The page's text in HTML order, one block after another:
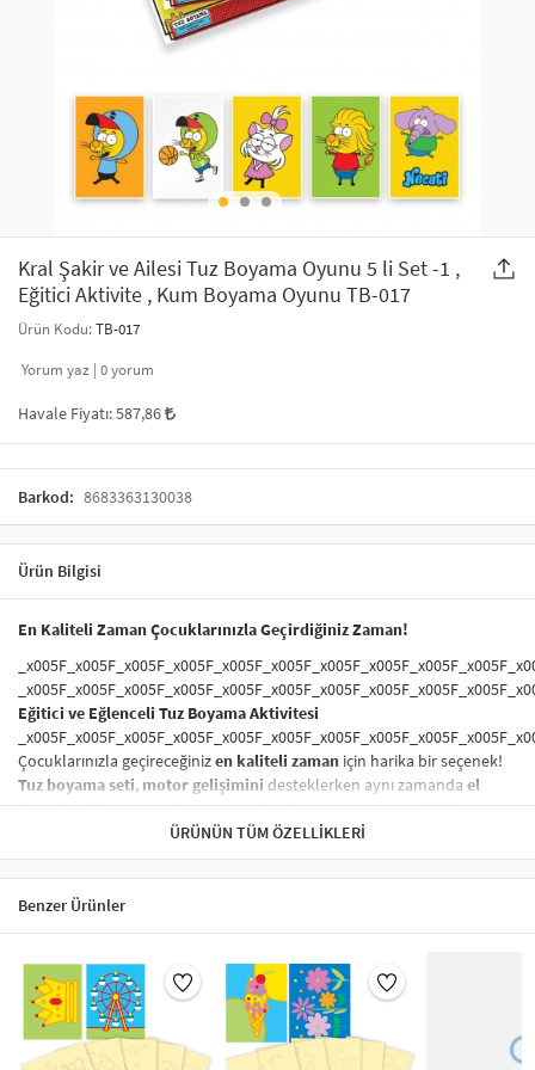
SAÇ AKSESUARLARI
TELEFON ASKISI
MAKYAJ ÇANTASI
ŞAL VE FULAR
ODA KOKUSU VE MUM
KULLAN AT TABAK BARDAK SETİ
Kral Şakir ve Ailesi Tuz Boyama Oyunu 5 li Set -1 ,
Eğitici Aktivite , Kum Boyama Oyunu TB-017
Ürün Kodu:TB-017
Yorum yaz | 0yorum
Havale Fiyatı:587,86
Barkod: 8683363130038
Ürün Bilgisi
En Kaliteli Zaman Çocuklarınızla Geçirdiğiniz Zaman!
Eğitici ve Eğlenceli Tuz Boyama Aktivitesi
Çocuklarınızla geçireceğinizen kaliteli zaman için harika bir seçenek!
Tuz boyama seti, motor gelişimini desteklerken aynı zamanda el
becerileriniartıran eğlenceli bir etkinliktir. Hemyaratıcı düşünme
sanat becerilerikazandıran bu aktivite, çocukların
becerilerinigeliştirir. Aileyle birlikte yapılabilecekeğitici oyunlar
arasında yer alır.
Sağlığa Zararsız ve Güvenli Boyama Seti
Ürünümüzde kullanılan
boyalartamamensağlığa zararsız
çocuklarınızın güvenliği her zaman ön planda tutulmuştur. Çocuklar
içingüvenli tuz boyama seti, özgürce ve güvenli bir şekilde
ÜRÜNÜN TÜM ÖZELLIKLERI
Benzer Ürünler